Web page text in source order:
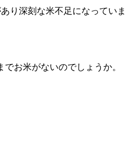
り深刻な米不足になっていま
お米がないのでしょうか。